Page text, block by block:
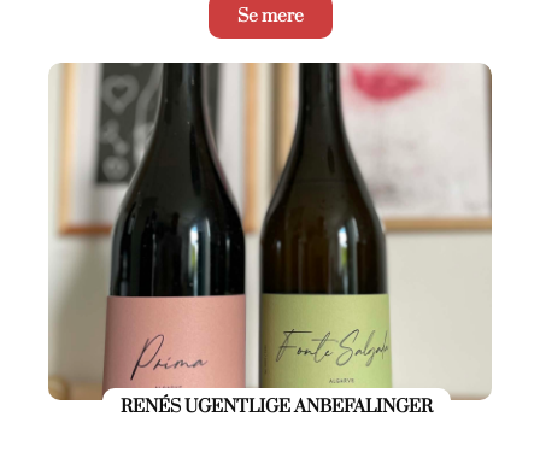
Se mere
RENÉS UGENTLIGE ANBEFALINGER